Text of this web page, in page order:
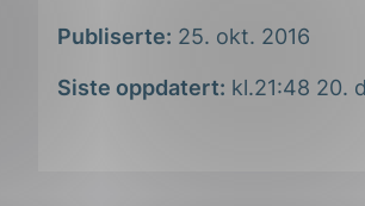
Publiserte: 25. okt. 2016
Siste oppdatert: kl.21:48 20.